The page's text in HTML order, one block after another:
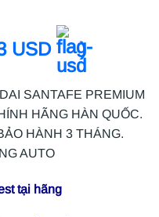
USD )
SANTAFE PREMIUM
HÃNG HÀN QUỐC.
HÀNH 3 THÁNG.
AUTO
tại hãng